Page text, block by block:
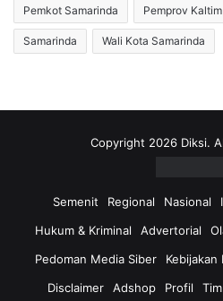
Pemkot Samarinda Pemprov Kaltim
Samarinda Wali Kota Samarinda
Copyright 2026 Diksi.
Semenit Regional Nasional
Hukum & Kriminal
Advertorial
Pedoman Media Siber
Kebijakan
Disclaimer
Adshop Profil